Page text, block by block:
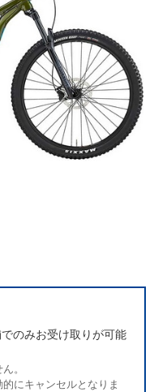
のみお受け取りが可能
。
にキャンセルとなりま